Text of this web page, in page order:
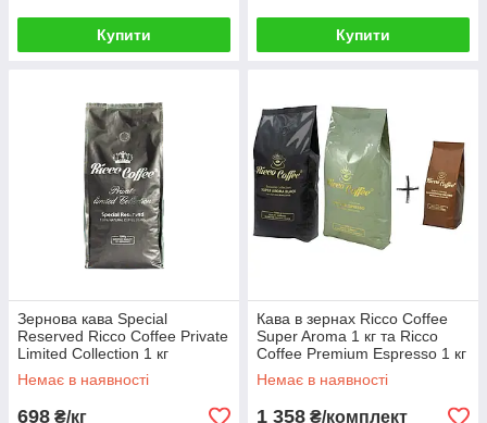
Купити Купити
Зернова кава Special
Reserved Ricco Coffee Private
Limited Collection 1 кг
Немає в наявності
698 ₴/кг
Кава в зернах Ricco Coffee
Super Aroma 1 кг та Ricco
Coffee Premium Espresso 1 кг
+ Пачка 250 г у подарунок
Немає в наявності
1 358 ₴/комплект